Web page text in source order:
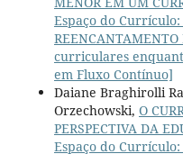
Espaço do Currículo:
curriculares
em Fluxo Contínuo]
Daiane Braghirolli
Orzechowski, O
PERSPECTIVA DA
Espaço do Currículo: